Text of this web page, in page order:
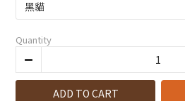
Quantity
ADD TO CART